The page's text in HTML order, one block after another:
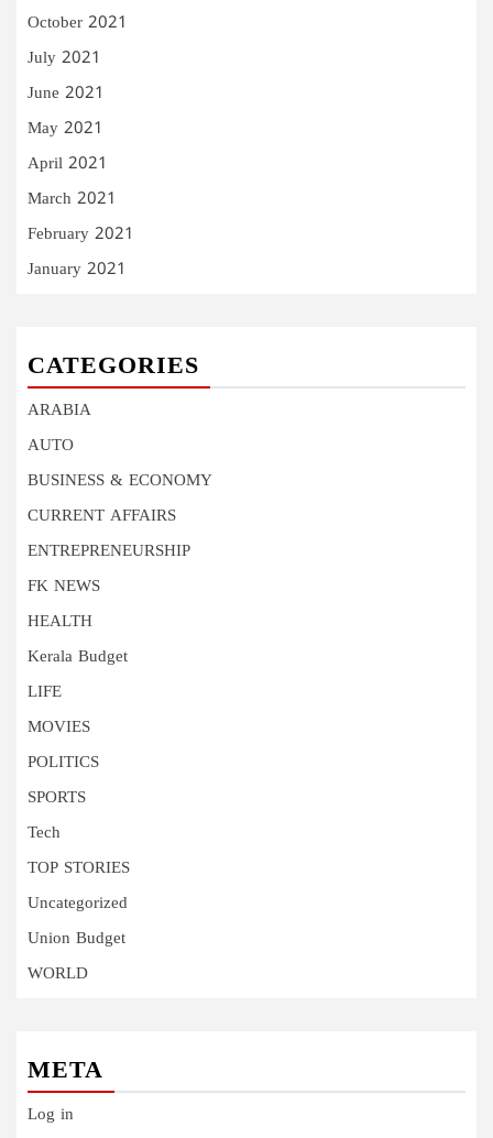
October 2021
July 2021
June 2021
May 2021
April 2021
March 2021
February 2021
January 2021
CATEGORIES
ARABIA
AUTO
BUSINESS & ECONOMY
CURRENT AFFAIRS
ENTREPRENEURSHIP
FK NEWS
HEALTH
Kerala Budget
LIFE
MOVIES
POLITICS
SPORTS
Tech
TOP STORIES
Uncategorized
Union Budget
WORLD
META
Log in